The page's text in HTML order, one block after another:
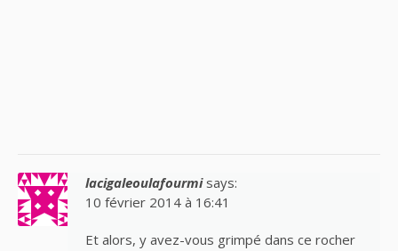
lacigaleoulafourmi says:
10 février 2014 à 16:41
Et alors, y avez-vous grimpé dans ce rocher